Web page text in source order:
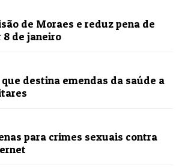
de Moraes e reduz pena de
8 de janeiro
destina emendas da saúde a
para crimes sexuais contra